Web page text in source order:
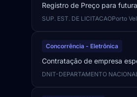
Registro de Preço para
SUP. EST. DE LICITACAOPorto
Concorrência - Eletrônica
Contratação de empresa
DNIT-DEPARTAMENTO